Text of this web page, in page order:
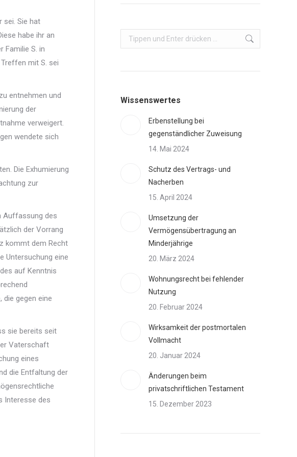
sei. Sie hat
habe ihr an
Familie S. in
mit S. sei
entnehmen und
der
verweigert.
wendete sich
Die Exhumierung
zur
Auffassung des
der Vorrang
kommt dem Recht
Untersuchung eine
auf Kenntnis
die gegen eine
sie bereits seit
Vaterschaft
eines
die Entfaltung der
Interesse des
Search:
Wissenswertes
Erbenstellung bei
gegenständlicher Zuweisung
14. Mai 2024
Schutz des Vertrags- und
Nacherben
15. April 2024
Umsetzung der
Vermögensübertragung an
Minderjährige
20. März 2024
Wohnungsrecht bei fehlender
Nutzung
20. Februar 2024
Wirksamkeit der postmortalen
Vollmacht
20. Januar 2024
Änderungen beim
privatschriftlichen Testament
15. Dezember 2023